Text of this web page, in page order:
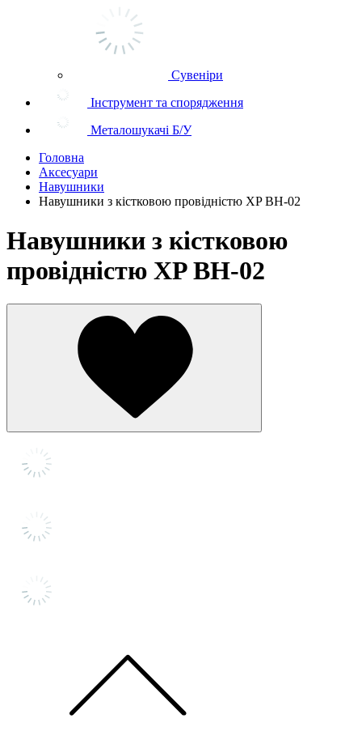
Сувеніри
Інструмент та спорядження
Металошукачі Б/У
Головна
Аксесуари
Навушники
Навушники з кістковою провідністю XP BH-02
Навушники з кістковою
провідністю XP BH-02